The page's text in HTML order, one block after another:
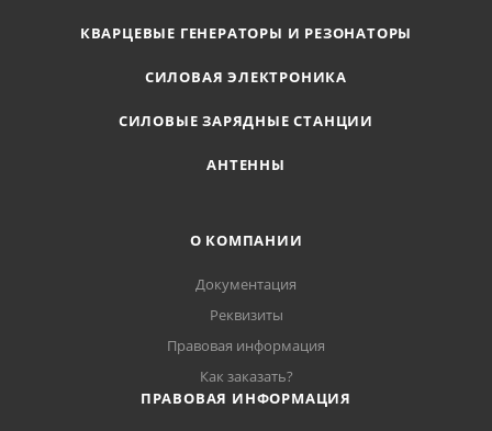
КВАРЦЕВЫЕ ГЕНЕРАТОРЫ И РЕЗОНАТОРЫ
СИЛОВАЯ ЭЛЕКТРОНИКА
СИЛОВЫЕ ЗАРЯДНЫЕ СТАНЦИИ
АНТЕННЫ
О КОМПАНИИ
Документация
Реквизиты
Правовая информация
Как заказать?
ПРАВОВАЯ ИНФОРМАЦИЯ